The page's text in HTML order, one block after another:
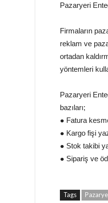
Pazaryeri
Firmaların
reklam ve
ortadan
yöntemleri
Pazaryeri
bazıları;
● Fatura
● Kargo fişi
● Stok takibi
● Sipariş ve
Tags